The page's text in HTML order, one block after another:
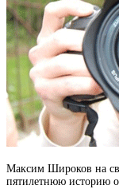
Максим Широков на
пятилетнюю историю